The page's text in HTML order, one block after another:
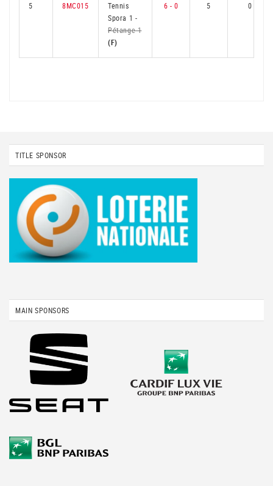
5 8MC015
Tennis
Spora 1 -
Pétange 1
(F)
6 - 0 5 0
TITLE SPONSOR
MAIN SPONSORS